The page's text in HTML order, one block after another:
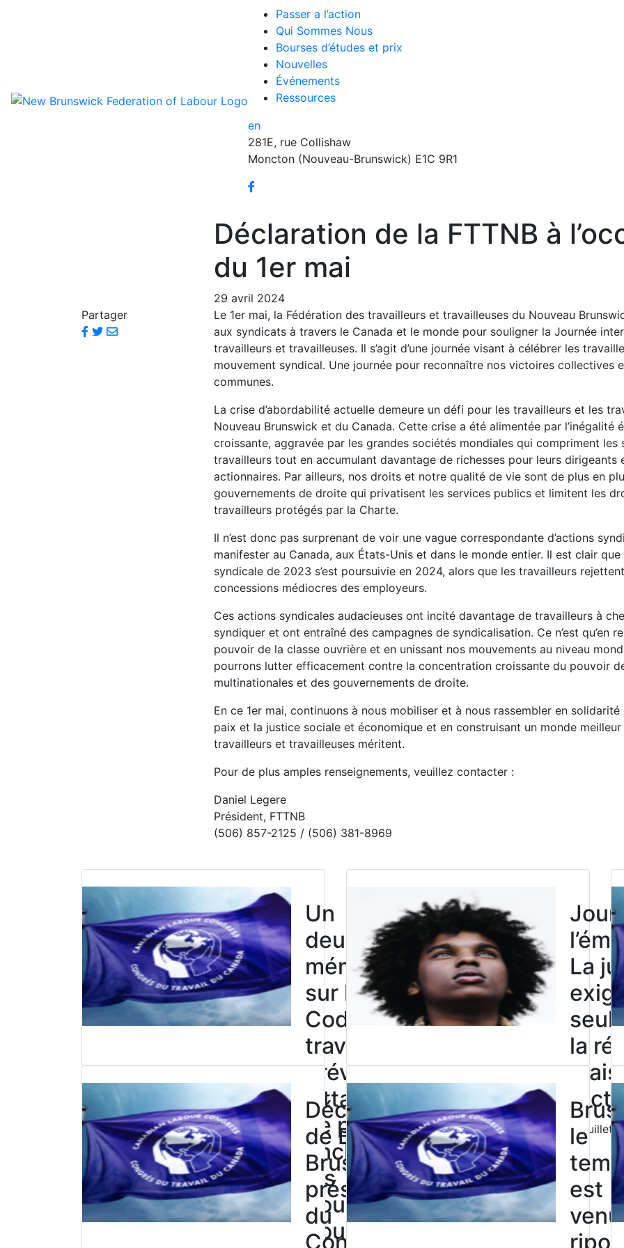
Passer a l’action
Qui Sommes Nous
Bourses d’études et prix
Nouvelles
Événements
Ressources
en
281E, rue Collishaw
Moncton (Nouveau-Brunswick) E1C 9R1
Déclaration de la FTTNB à
du 1er mai
29 avril 2024
Partager
Le 1er mai, la Fédération des travailleurs et travailleuses du Nouveau
aux syndicats à travers le Canada et le monde pour souligner la Journée
travailleurs et travailleuses. Il s’agit d’une journée visant à célébrer les
mouvement syndical. Une journée pour reconnaître nos victoires collectives
communes.
La crise d’abordabilité actuelle demeure un défi pour les travailleurs et les
Nouveau Brunswick et du Canada. Cette crise a été alimentée par l’inégalité
croissante, aggravée par les grandes sociétés mondiales qui compriment les
travailleurs tout en accumulant davantage de richesses pour leurs dirigeants
actionnaires. Par ailleurs, nos droits et notre qualité de vie sont de plus en
gouvernements de droite qui privatisent les services publics et limitent les
travailleurs protégés par la Charte.
Il n’est donc pas surprenant de voir une vague correspondante d’actions
manifester au Canada, aux États-Unis et dans le monde entier. Il est clair que
syndicale de 2023 s’est poursuivie en 2024, alors que les travailleurs
concessions médiocres des employeurs.
Ces actions syndicales audacieuses ont incité davantage de travailleurs à
syndiquer et ont entraîné des campagnes de syndicalisation. Ce n’est qu’en
pouvoir de la classe ouvrière et en unissant nos mouvements au niveau
pourrons lutter efficacement contre la concentration croissante du pouvoir
multinationales et des gouvernements de droite.
En ce 1er mai, continuons à nous mobiliser et à nous rassembler en
paix et la justice sociale et économique et en construisant un monde
travailleurs et travailleuses méritent.
Pour de plus amples renseignements, veuillez contacter :
Daniel Legere
Président, FTTNB
(506) 857-2125 / (506) 381-8969
Un
deuxième
mémoire
sur le
Code du
travail
prévient
Ottawa de
ne pas
enchâsser
les
pouvoirs
pour
Click to open the link
Jour
La
la
31 juillet
Déclaration
de Bea
Bruske,
présidente
du
Congrès
Click to open the link
le
est